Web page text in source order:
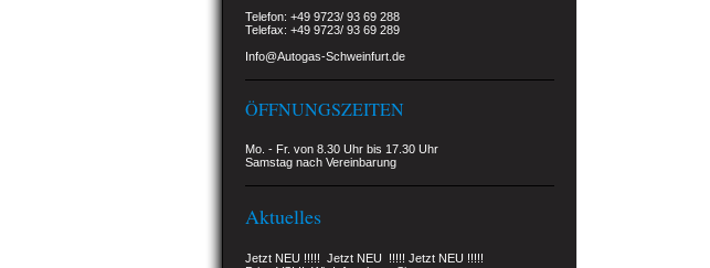
Telefon: +49 9723/ 93 69 288
Telefax: +49 9723/ 93 69 289
Info@Autogas-Schweinfurt.de
ÖFFNUNGSZEITEN
Mo. - Fr. von 8.30 Uhr bis 17.30 Uhr
Samstag nach Vereinbarung
Aktuelles
Jetzt NEU !!!!! Jetzt NEU !!!!! Jetzt NEU !!!!!